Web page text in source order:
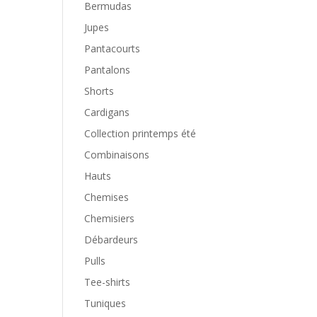
Bermudas
Jupes
Pantacourts
Pantalons
Shorts
Cardigans
Collection printemps été
Combinaisons
Hauts
Chemises
Chemisiers
Débardeurs
Pulls
Tee-shirts
Tuniques